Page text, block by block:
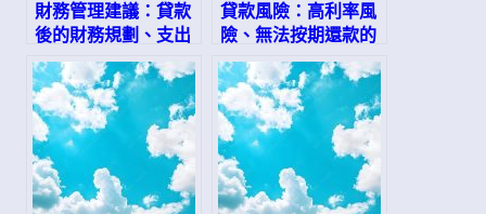
財務管理建議：貸款
後的財務規劃、支出
控制、緊急資金準備
貸款風險：高利率風
險、無法按期還款的
風險